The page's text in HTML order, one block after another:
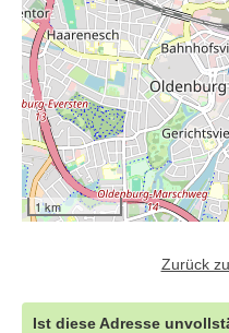
1 km
Zurück
Ist diese Adresse